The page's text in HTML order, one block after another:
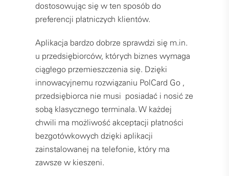
dostosowując się w ten sposób do
preferencji płatniczych klientów.
Aplikacja bardzo dobrze sprawdzi się m.in.
u przedsiębiorców, których biznes wymaga
ciągłego przemieszczenia się. Dzięki
innowacyjnemu rozwiązaniu PolCard Go ,
przedsiębiorca nie musi posiadać i nosić ze
sobą klasycznego terminala. W każdej
chwili ma możliwość akceptacji płatności
bezgotówkowych dzięki aplikacji
zainstalowanej na telefonie, który ma
zawsze w kieszeni.